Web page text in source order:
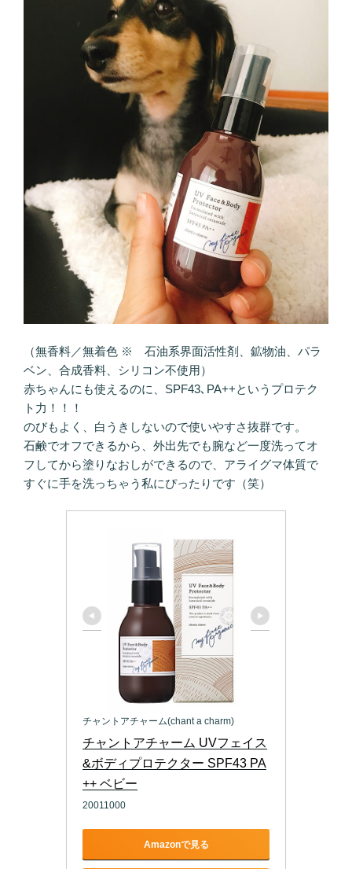
（無香料／無着色 ※ 石油系界面活性剤、鉱物油、パラ
ベン、合成香料、シリコン不使用）
赤ちゃんにも使えるのに、SPF43､PA++というプロテク
ト力！！！
のびもよく、白うきしないので使いやすさ抜群です。
石鹸でオフできるから、外出先でも腕など一度洗ってオ
フしてから塗りなおしができるので、アライグマ体質で
すぐに手を洗っちゃう私にぴったりです（笑）
チャントアチャーム(chant a charm)
チャントアチャーム UVフェイス
&ボディプロテクター SPF43 PA
++ ベビー
20011000
Amazonで見る